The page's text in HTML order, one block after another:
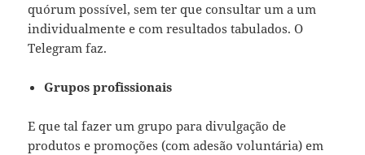
quórum possível, sem ter que consultar um a um
individualmente e com resultados tabulados. O
Telegram faz.
Grupos profissionais
E que tal fazer um grupo para divulgação de
produtos e promoções (com adesão voluntária) em